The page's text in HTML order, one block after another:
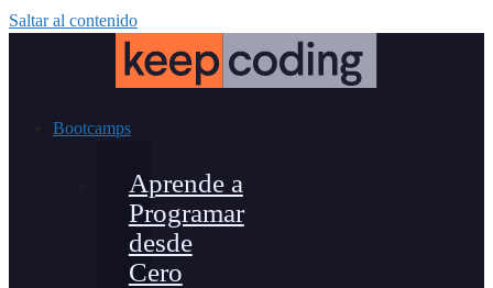
Saltar al contenido
Bootcamps
Aprende a
Programar
desde
Cero